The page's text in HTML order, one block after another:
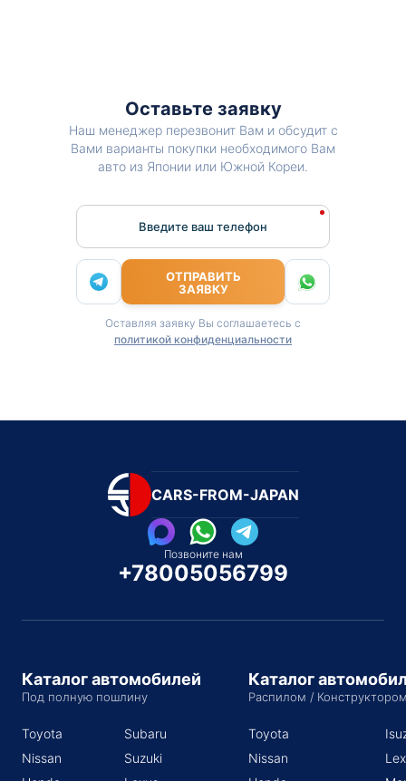
Оставьте заявку
Наш менеджер перезвонит Вам и обсудит с
Вами варианты покупки необходимого Вам
авто из Японии или Южной Кореи.
Введите ваш телефон
ОТПРАВИТЬ
ЗАЯВКУ
Оставляя заявку Вы соглашаетесь с
политикой конфиденциальности
CARS-FROM-JAPAN
Позвоните нам
+78005056799
Каталог автомобилей
Под полную пошлину
Toyota
Nissan
Subaru
Suzuki
Каталог
Распилом /
Toyota
Nissan